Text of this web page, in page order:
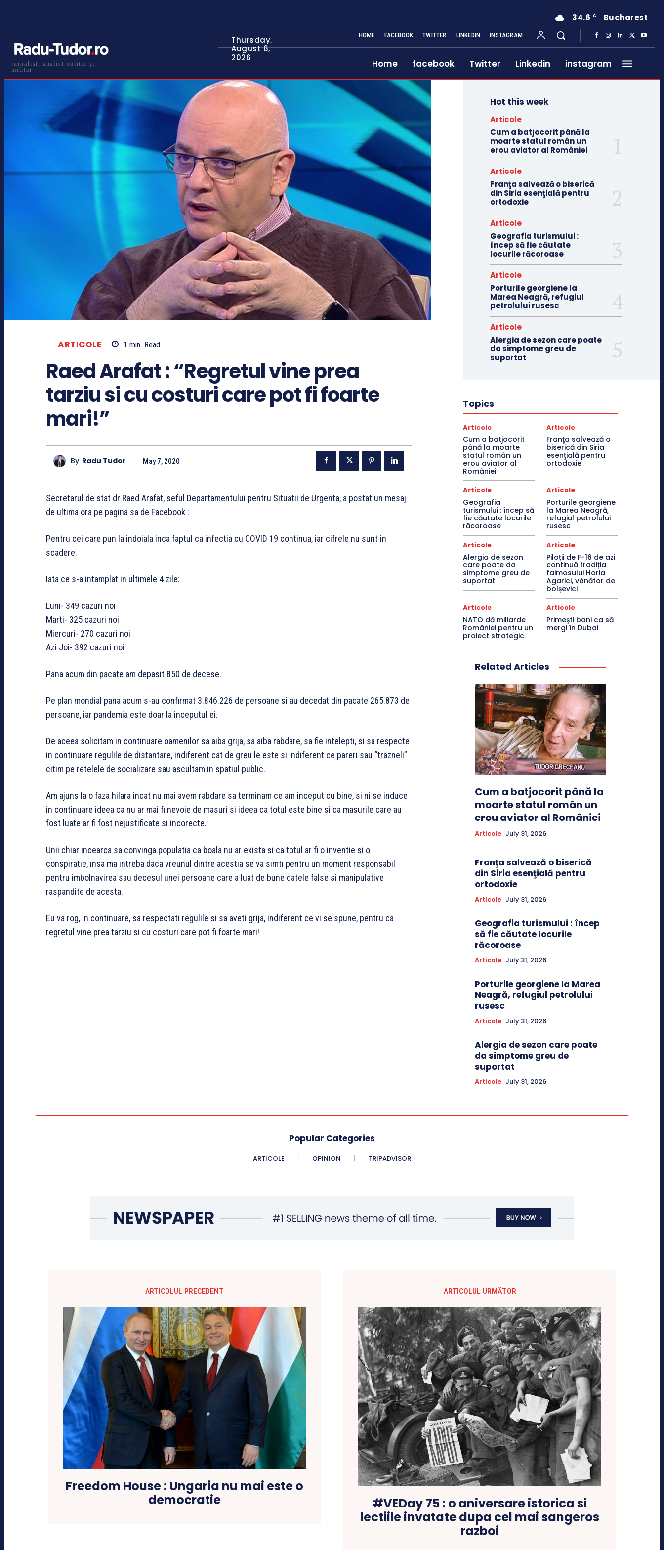
jurnalist, analist politic și
militar
Thursday,
August 6,
2026
34.6 C Bucharest
HOME FACEBOOK TWITTER LINKEDIN INSTAGRAM
Home facebook Twitter Linkedin instagram
ARTICOLE 1 min. Read
Raed Arafat : “Regretul vine prea
tarziu si cu costuri care pot fi foarte
mari!”
By Radu Tudor May 7, 2020
Secretarul de stat dr Raed Arafat, seful Departamentului pentru Situatii de Urgenta, a postat un mesaj
de ultima ora pe pagina sa de Facebook :
Pentru cei care pun la indoiala inca faptul ca infectia cu COVID 19 continua, iar cifrele nu sunt in
scadere.
Iata ce s-a intamplat in ultimele 4 zile:
Luni- 349 cazuri noi
Marti- 325 cazuri noi
Miercuri- 270 cazuri noi
Azi Joi- 392 cazuri noi
Pana acum din pacate am depasit 850 de decese.
Pe plan mondial pana acum s-au confirmat 3.846.226 de persoane si au decedat din pacate 265.873 de
persoane, iar pandemia este doar la inceputul ei.
De aceea solicitam in continuare oamenilor sa aiba grija, sa aiba rabdare, sa fie intelepti, si sa respecte
in continuare regulile de distantare, indiferent cat de greu le este si indiferent ce pareri sau “trazneli”
citim pe retelele de socializare sau ascultam in spatiul public.
Am ajuns la o faza hilara incat nu mai avem rabdare sa terminam ce am inceput cu bine, si ni se induce
in continuare ideea ca nu ar mai fi nevoie de masuri si ideea ca totul este bine si ca masurile care au
fost luate ar fi fost nejustificate si incorecte.
Unii chiar incearca sa convinga populatia ca boala nu ar exista si ca totul ar fi o inventie si o
conspiratie, insa ma intreba daca vreunul dintre acestia se va simti pentru un moment responsabil
pentru imbolnavirea sau decesul unei persoane care a luat de bune datele false si manipulative
raspandite de acesta.
Eu va rog, in continuare, sa respectati regulile si sa aveti grija, indiferent ce vi se spune, pentru ca
regretul vine prea tarziu si cu costuri care pot fi foarte mari!
Hot this week
Articole
Cum a batjocorit până la
moarte statul român un
erou aviator al României
Articole
Franţa salvează o biserică
din Siria esenţială pentru
ortodoxie
Articole
Geografia turismului :
încep să fie căutate
locurile răcoroase
Articole
Porturile georgiene la
Marea Neagră, refugiul
petrolului rusesc
Articole
Alergia de sezon care poate
da simptome greu de
suportat
Topics
Articole
Cum a batjocorit
până la moarte
statul român un
erou aviator al
României
Articole
Franţa salvează o
biserică din Siria
esenţială pentru
ortodoxie
Articole
Geografia
turismului : încep să
fie căutate locurile
răcoroase
Articole
Porturile georgiene
la Marea Neagră,
refugiul petrolului
rusesc
Articole
Alergia de sezon
care poate da
simptome greu de
suportat
Articole
Piloții de F-16 de azi
continuă tradiția
faimosului Horia
Agarici, vânător de
bolșevici
Articole
NATO dă miliarde
României pentru un
proiect strategic
Articole
Primeşti bani ca să
mergi în Dubai
Related Articles
Cum a batjocorit până la
moarte statul român un
erou aviator al României
Articole July 31, 2026
Franţa salvează o biserică
din Siria esenţială pentru
ortodoxie
Articole July 31, 2026
Geografia turismului : încep
să fie căutate locurile
răcoroase
Articole July 31, 2026
Porturile georgiene la Marea
Neagră, refugiul petrolului
rusesc
Articole July 31, 2026
Alergia de sezon care poate
da simptome greu de
suportat
Articole July 31, 2026
Popular Categories
ARTICOLE OPINION TRIPADVISOR
ARTICOLUL PRECEDENT
Freedom House : Ungaria nu mai este o
democratie
ARTICOLUL URMĂTOR
#VEDay 75 : o aniversare istorica si
lectiile invatate dupa cel mai sangeros
razboi